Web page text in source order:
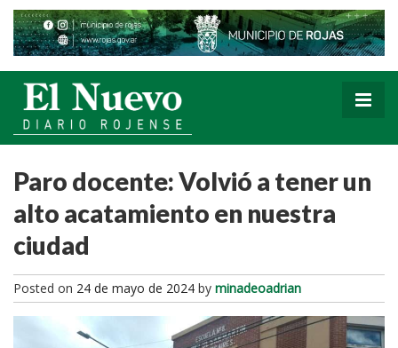
Paro docente: Volvió a tener un
alto acatamiento en nuestra
ciudad
Posted on 24 de mayo de 2024 by minadeoadrian